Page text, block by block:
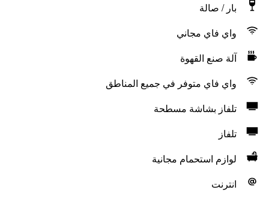
بار / صالة
واي فاي مجاني
آلة صنع القهوة
واي فاي متوفر في جميع المناطق
تلفاز بشاشة مسطحة
تلفاز
لوازم استحمام مجانية
انترنت